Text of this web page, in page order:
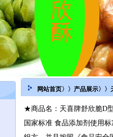
网站首页〉〉 产品展示〉〉
★商品名：天喜牌舒欣脆D
国家标准 食品添加剂使用